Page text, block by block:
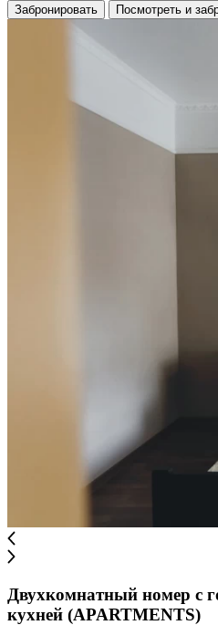
Забронировать Посмотреть и
Двухкомнатный номер с
кухней (APARTMENTS)